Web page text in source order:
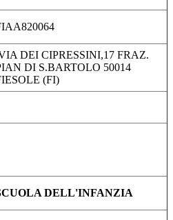
DEI CIPRESSINI,17 FRAZ.
DI S.BARTOLO 50014
(FI)
DELL'INFANZIA